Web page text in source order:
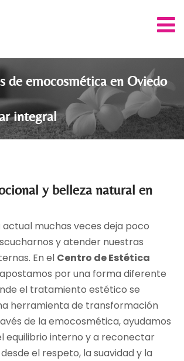
de emocosmética en Oviedo
integral
y belleza natural en
actual muchas veces deja poco
y atender nuestras
En el Centro de Estética
por una forma diferente
el tratamiento estético se
herramienta de transformación
de la emocosmética, ayudamos
equilibrio interno y a reconectar
el respeto, la suavidad y la